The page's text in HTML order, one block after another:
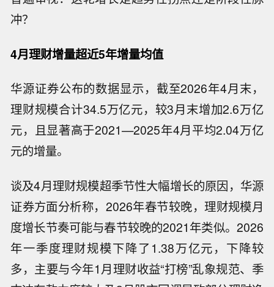
冲？
4月理财增量超近5年增量均值
华源证券公布的数据显示，截至2026年4月末，
理财规模合计34.5万亿元，较3月末增加2.6万亿
元，且显著高于2021—2025年4月平均2.04万亿
元的增量。
谈及4月理财规模超季节性大幅增长的原因，华源
证券方面分析称，2026年春节较晚，理财规模月
度增长节奏可能与春节较晚的2021年类似。2026
年一季度理财规模下降了1.38万亿元，下降较
多，主要与今年1月理财收益“打榜”乱象规范、季